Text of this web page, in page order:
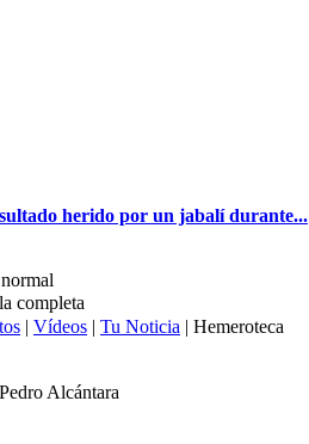
herido por un jabalí durante...
completa
| Vídeos | Tu Noticia | Hemeroteca
Alcántara